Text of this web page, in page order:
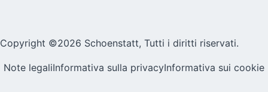
Copyright ©2026 Schoenstatt, Tutti i diritti riservati.
Note legaliInformativa sulla privacyInformativa sui cookie